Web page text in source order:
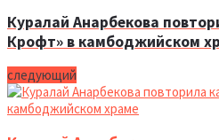
Куралай Анарбекова
Крофт» в камбоджийском
следующий